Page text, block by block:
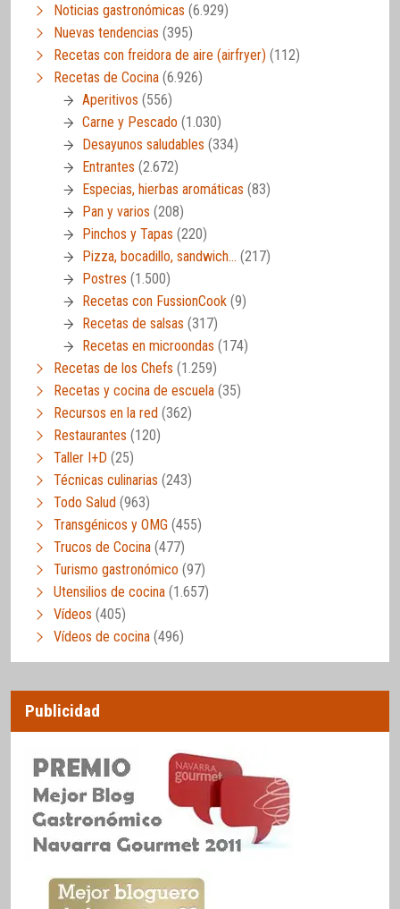
Noticias gastronómicas (6.929)
Nuevas tendencias (395)
Recetas con freidora de aire (airfryer) (112)
Recetas de Cocina (6.926)
Aperitivos (556)
Carne y Pescado (1.030)
Desayunos saludables (334)
Entrantes (2.672)
Especias, hierbas aromáticas (83)
Pan y varios (208)
Pinchos y Tapas (220)
Pizza, bocadillo, sandwich… (217)
Postres (1.500)
Recetas con FussionCook (9)
Recetas de salsas (317)
Recetas en microondas (174)
Recetas de los Chefs (1.259)
Recetas y cocina de escuela (35)
Recursos en la red (362)
Restaurantes (120)
Taller I+D (25)
Técnicas culinarias (243)
Todo Salud (963)
Transgénicos y OMG (455)
Trucos de Cocina (477)
Turismo gastronómico (97)
Utensilios de cocina (1.657)
Vídeos (405)
Vídeos de cocina (496)
Publicidad